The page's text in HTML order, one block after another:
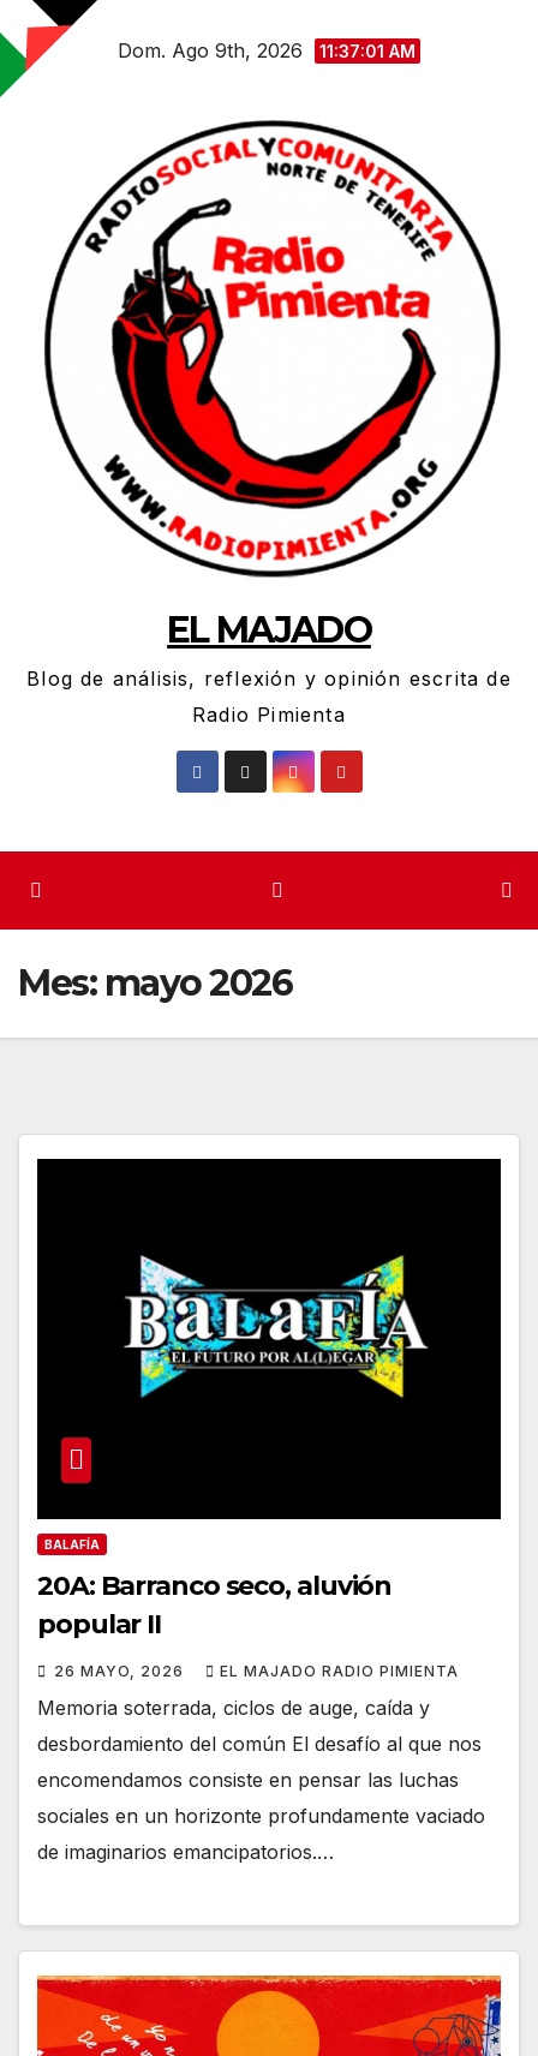
Saltar
al
contenido
Dom. Ago 9th, 2026 11:37:02 AM
EL MAJADO
Blog de análisis, reflexión y opinión escrita de
Radio Pimienta
Mes: mayo 2026
BALAFÍA
20A: Barranco seco, aluvión
popular II
26 MAYO, 2026 EL MAJADO RADIO PIMIENTA
Memoria soterrada, ciclos de auge, caída y
desbordamiento del común El desafío al que nos
encomendamos consiste en pensar las luchas
sociales en un horizonte profundamente vaciado
de imaginarios emancipatorios.…